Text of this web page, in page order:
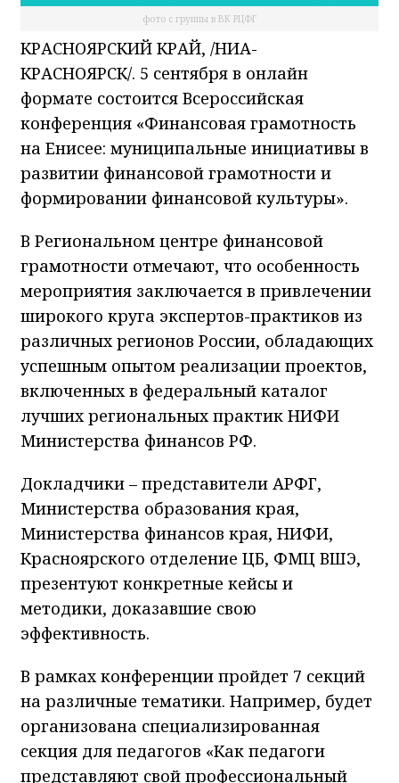
фото с группы в ВК РЦФГ
КРАСНОЯРСКИЙ КРАЙ, /НИА-
КРАСНОЯРСК/. 5 сентября в онлайн
формате состоится Всероссийская
конференция «Финансовая грамотность
на Енисее: муниципальные инициативы в
развитии финансовой грамотности и
формировании финансовой культуры».
В Региональном центре финансовой
грамотности отмечают, что особенность
мероприятия заключается в привлечении
широкого круга экспертов-практиков из
различных регионов России, обладающих
успешным опытом реализации проектов,
включенных в федеральный каталог
лучших региональных практик НИФИ
Министерства финансов РФ.
Докладчики – представители АРФГ,
Министерства образования края,
Министерства финансов края, НИФИ,
Красноярского отделение ЦБ, ФМЦ ВШЭ,
презентуют конкретные кейсы и
методики, доказавшие свою
эффективность.
В рамках конференции пройдет 7 секций
на различные тематики. Например, будет
организована специализированная
секция для педагогов «Как педагоги
представляют свой профессиональный